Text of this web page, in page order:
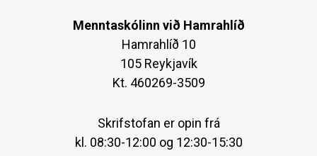
Menntaskólinn við Hamrahlíð
Hamrahlíð 10
105 Reykjavík
Kt. 460269-3509
Skrifstofan er opin frá
kl. 08:30-12:00 og 12:30-15:30